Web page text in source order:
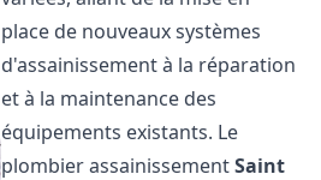
place de nouveaux systèmes
d'assainissement à la réparation
et à la maintenance des
équipements existants. Le
plombier assainissementSaint